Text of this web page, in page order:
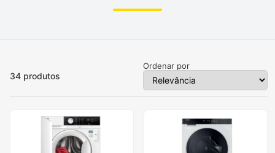
34 produtos
Ordenar por